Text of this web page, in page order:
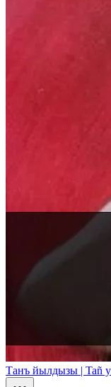
Танъ йылдызы | Tañ